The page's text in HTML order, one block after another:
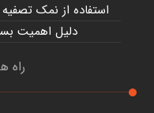
استفاده از نمک
دلیل اهمیت
راه